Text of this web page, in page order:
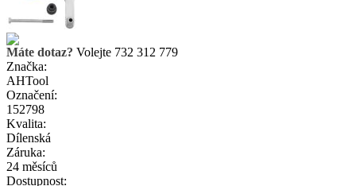
Máte dotaz? Volejte 732 312 779
Značka:
AHTool
Označení:
152798
Kvalita:
Dílenská
Záruka:
24 měsíců
Dostupnost: